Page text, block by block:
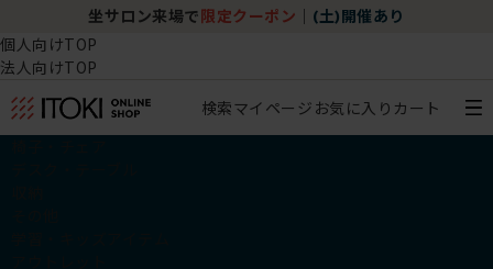
坐サロン来場で 限定クーポン (土)開催あり
個人向けTOP
法人向けTOP
検索マイページ お気に入り カート